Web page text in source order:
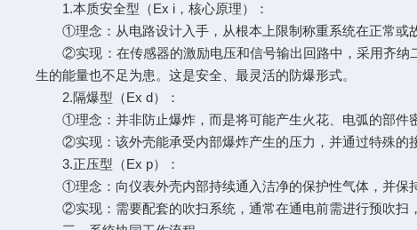
1.本质安全型（Ex i，核心原理）：
①理念：从电路设计入手，从根本上限制称重系统在正常或故
②实现：在传感器的激励电压和信号输出回路中，采用齐纳
生的能量也不足为患。这是安全、最灵活的防爆形式。
2.隔爆型（Ex d）：
①理念：并非防止爆炸，而是将可能产生火花、电弧的部件密
②实现：该外壳能承受内部爆炸产生的压力，并通过特殊的接
3.正压型（Ex p）：
①理念：向仪表外壳内部持续通入洁净的保护性气体，并保持
②实现：需要配套的吹扫系统，通常在通电前需进行预吹扫，